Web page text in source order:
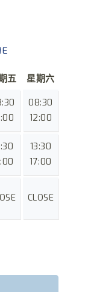
五 星期六
08:30
12:00
13:30
17:00
CLOSE